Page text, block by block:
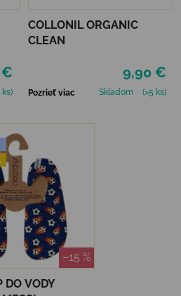
€
ks)
COLLONIL ORGANIC
CLEAN
9,90 €
Pozrieť viac Skladom (>5 ks)
–15 %
DO VODY